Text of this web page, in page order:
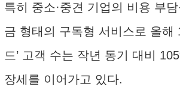
특히 중소·중견 기업의 비용 부
금 형태의 구독형 서비스로 올해
드’ 고객 수는 작년 동기 대비
장세를 이어가고 있다.